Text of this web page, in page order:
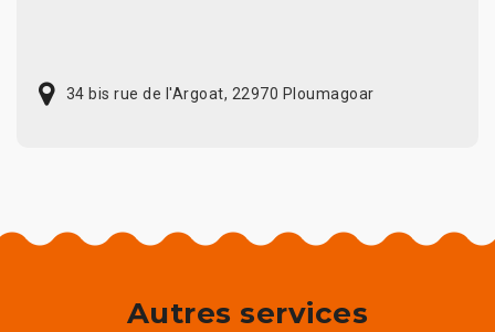
34 bis rue de l'Argoat, 22970 Ploumagoar
Autres services